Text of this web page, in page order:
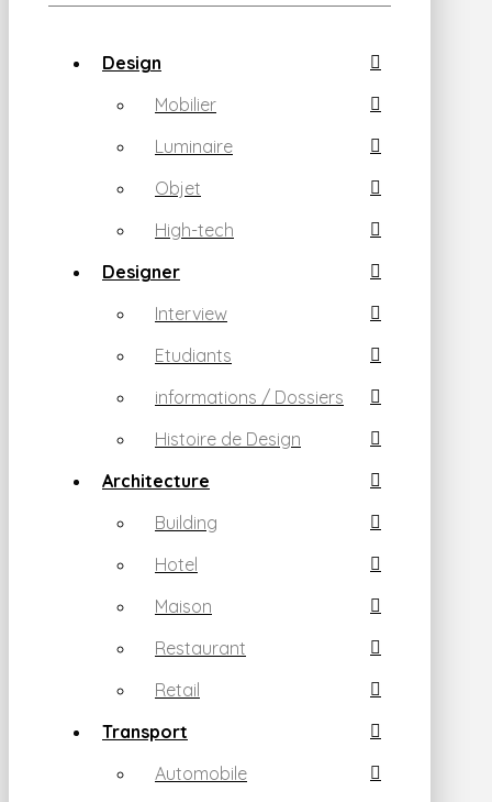
Design
Mobilier
Luminaire
Objet
High-tech
Designer
Interview
Etudiants
informations / Dossiers
Histoire de Design
Architecture
Building
Hotel
Maison
Restaurant
Retail
Transport
Automobile